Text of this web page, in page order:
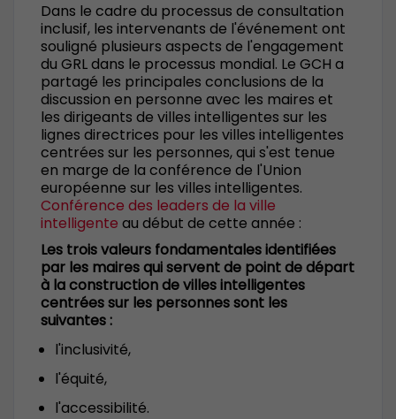
Dans le cadre du processus de consultation
inclusif, les intervenants de l'événement ont
souligné plusieurs aspects de l'engagement
du GRL dans le processus mondial. Le GCH a
partagé les principales conclusions de la
discussion en personne avec les maires et
les dirigeants de villes intelligentes sur les
lignes directrices pour les villes intelligentes
centrées sur les personnes, qui s'est tenue
en marge de la conférence de l'Union
européenne sur les villes intelligentes.
Conférence des leaders de la ville
intelligente au début de cette année :
Les trois valeurs fondamentales identifiées
par les maires qui servent de point de départ
à la construction de villes intelligentes
centrées sur les personnes sont les
suivantes :
l'inclusivité,
l'équité,
l'accessibilité.